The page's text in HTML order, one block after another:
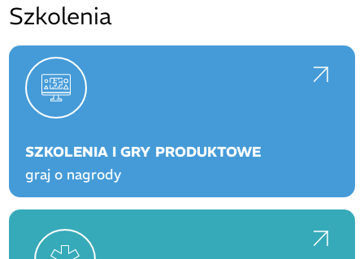
Szkolenia
SZKOLENIA I GRY PRODUKTOWE
graj o nagrody